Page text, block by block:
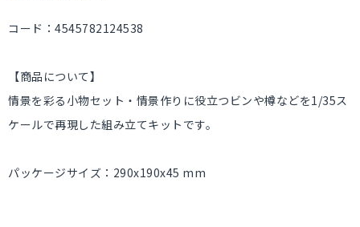
コード：4545782124538
【商品について】
情景を彩る小物セット・情景作りに役立つビンや樽などを1/35ス
ケールで再現した組み立てキットです。
パッケージサイズ：290x190x45 mm